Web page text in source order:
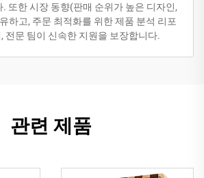
또한 시장 동향(판매 순위가 높은 디자인,
하고, 주문 최적화를 위한 제품 분석 리포
전문 팀이 신속한 지원을 보장합니다.
관련 제품